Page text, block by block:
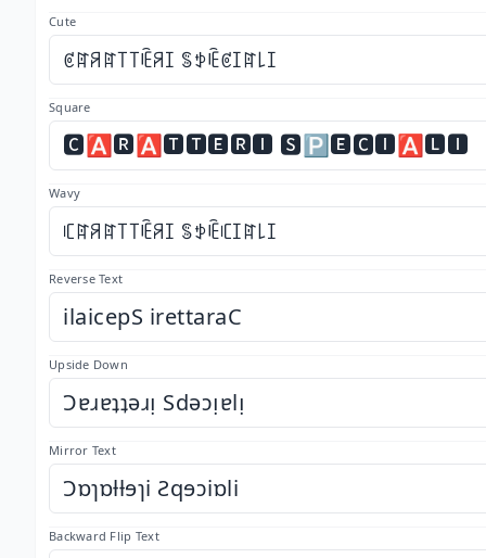
Cute
ꏳꍏꋪꍏ꓄꓄ꍟꋪꀤ ꌚꉣꍟꏳꀤꍏ꒒ꀤ
Square
🅲🅰🆁🅰🆃🆃🅴🆁🅸 🆂🅿🅴🅲🅸🅰🅻🅸
Wavy
ꏸꍏꋪꍏ꓄꓄ꍟꋪꀤ ꌚꉣꍟꏸꀤꍏ꒒ꀤ
Reverse Text
ilaicepS irettaraC
Upside Down
Ɔɐɹɐʇʇǝɹᴉ Sdǝɔᴉɐlᴉ
Mirror Text
Ɔɒɿɒƚƚɘɿi Ƨqɘɔiɒli
Backward Flip Text